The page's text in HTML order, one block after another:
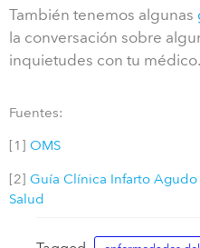
También tenemos algunas
la conversación sobre
inquietudes con tu médico.
Fuentes:
[1] OMS
[2]Guía Clínica Infarto
Salud